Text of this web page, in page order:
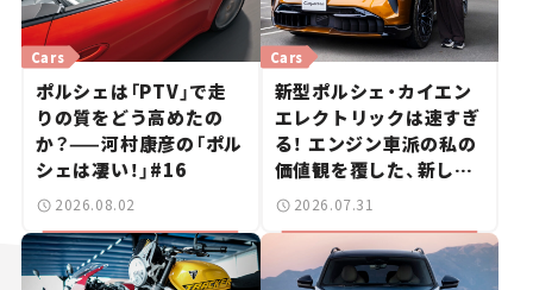
ポルシェは「PTV」で走
りの質をどう高めたの
か？——河村康彦の「ポル
シェは凄い！」#16
Cars
2026.08.02
新型ポルシェ・カイエン
エレクトリックは速すぎ
る！ エンジン車派の私の
価値観を覆した、新しい
ポルシェの走り。
Cars
2026.07.31